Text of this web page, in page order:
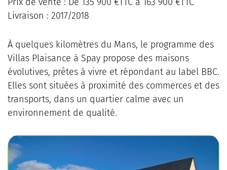
Livraison : 2017/2018
À quelques kilomètres du Mans, le programme des
Villas Plaisance à Spay propose des maisons
évolutives, prêtes à vivre et répondant au label BBC.
Elles sont situées à proximité des commerces et des
transports, dans un quartier calme avec un
environnement de qualité.